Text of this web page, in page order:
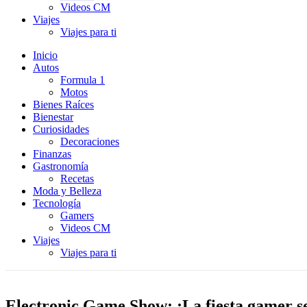
Videos CM
Viajes
Viajes para ti
Inicio
Autos
Formula 1
Motos
Bienes Raíces
Bienestar
Curiosidades
Decoraciones
Finanzas
Gastronomía
Recetas
Moda y Belleza
Tecnología
Gamers
Videos CM
Viajes
Viajes para ti